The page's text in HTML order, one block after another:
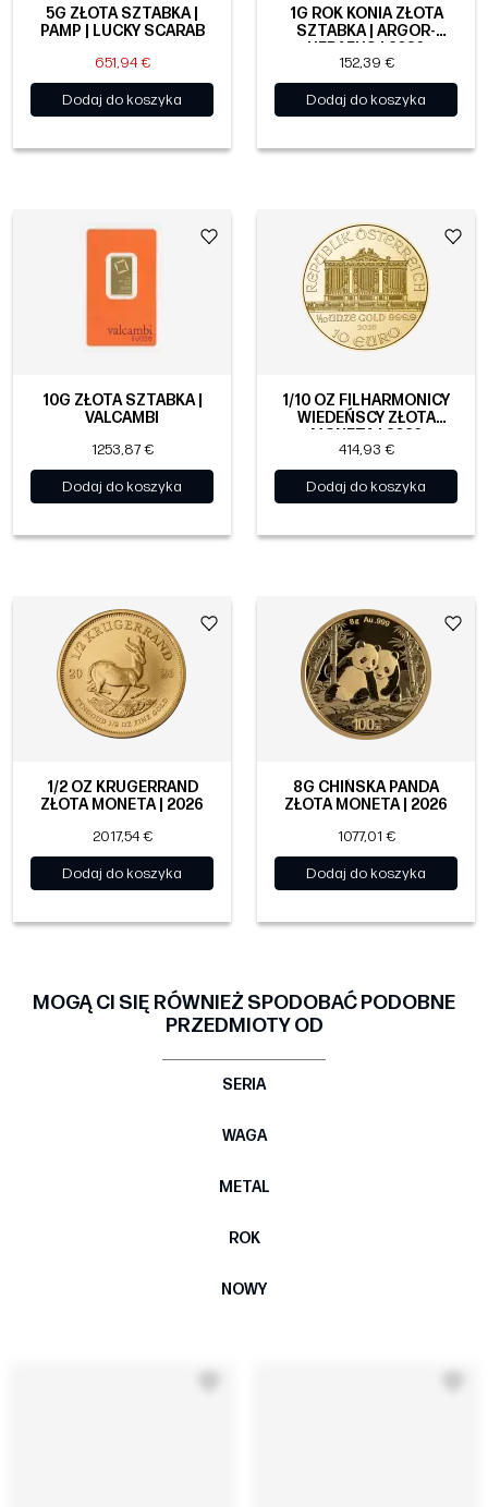
5G ZŁOTA SZTABKA |
PAMP | LUCKY SCARAB
651,94 €
Dodaj do koszyka
1G ROK KONIA ZŁOTA
SZTABKA | ARGOR-
HERAEUS | 2026
152,39 €
Dodaj do koszyka
10G ZŁOTA SZTABKA |
VALCAMBI
1253,87 €
Dodaj do koszyka
1/10 OZ FILHARMONICY
WIEDEŃSCY ZŁOTA
MONETA | 2026
414,93 €
Dodaj do koszyka
1/2 OZ KRUGERRAND
ZŁOTA MONETA | 2026
2017,54 €
Dodaj do koszyka
8G CHIŃSKA PANDA
ZŁOTA MONETA | 2026
1077,01 €
Dodaj do koszyka
MOGĄ CI SIĘ RÓWNIEŻ SPODOBAĆ PODOBNE
PRZEDMIOTY OD
SERIA
WAGA
METAL
ROK
NOWY